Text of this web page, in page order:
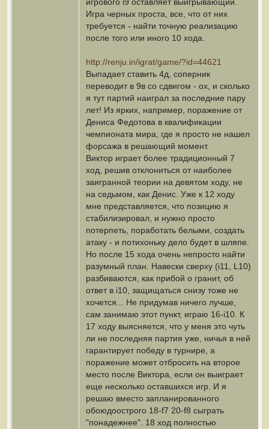
Игра черных проста, все, что от них
требуется - найти точную реализацию
после того или иного 10 хода.
http://renju.in/igrat/game/?id=44621
Выпадает ставить 4д, соперник
переводит в 9в со сдвигом - ох, и сколько
я тут партий наиграл за последние пару
лет! Из ярких, например, поражение от
Дениса Федотова в квалификации
чемпионата мира, где я просто не нашел
форсажа в решающий момент.
Виктор играет более традиционный 7
ход, решив отклониться от наиболее
заигранной теории на девятом ходу, не
на седьмом, как Денис. Уже к 12 ходу
мне представляется, что позицию я
стабилизировал, и нужно просто
потерпеть, поработать белыми, создать
атаку - и потихоньку дело будет в шляпе.
Но после 15 хода очень непросто найти
разумный план. Навески сверху (i11, L10)
разбиваются, как прибой о гранит, об
ответ в i10, защищаться снизу тоже не
хочется... Не придумав ничего лучше,
сам занимаю этот пункт, играю 16-i10. К
17 ходу выясняется, что у меня это чуть
ли не последняя партия уже, ничья в ней
гарантирует победу в турнире, а
поражение может отбросить на второе
место после Виктора, если он выиграет
еще несколько оставшихся игр. И я
решаю вместо запланированного
обоюдоострого 18-f7 20-f8 сыграть
"понадежнее". 18 ход полностью